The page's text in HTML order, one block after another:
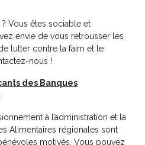
Vous êtes sociable et
envie de vous retrousser les
lutter contre la faim et le
nous !
des Banques
à l’administration et la
Alimentaires régionales sont
motivés. Vous pouvez